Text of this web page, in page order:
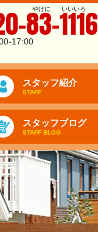
やけに いいいろ
83-1116
17:00
スタッフ紹介
STAFF
スタッフブログ
STAFF BLOG